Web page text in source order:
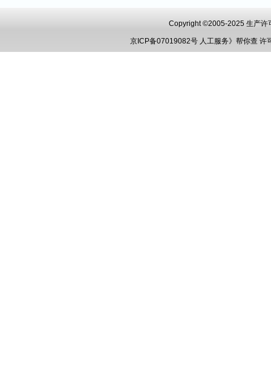
Copyright ©2005-2025 生产许
京ICP备07019082号 人工服务》帮你查 许